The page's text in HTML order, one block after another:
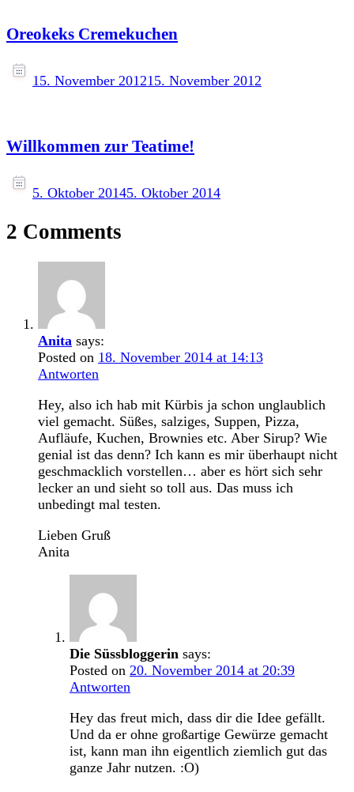
Oreokeks Cremekuchen
15. November 201215. November 2012
Willkommen zur Teatime!
5. Oktober 20145. Oktober 2014
2 Comments
Anita says:
Posted on 18. November 2014 at 14:13
Antworten
Hey, also ich hab mit Kürbis ja schon unglaublich
viel gemacht. Süßes, salziges, Suppen, Pizza,
Aufläufe, Kuchen, Brownies etc. Aber Sirup? Wie
genial ist das denn? Ich kann es mir überhaupt nicht
geschmacklich vorstellen… aber es hört sich sehr
lecker an und sieht so toll aus. Das muss ich
unbedingt mal testen.
Lieben Gruß
Anita
Die Süssbloggerin says:
Posted on 20. November 2014 at 20:39
Antworten
Hey das freut mich, dass dir die Idee gefällt.
Und da er ohne großartige Gewürze gemacht
ist, kann man ihn eigentlich ziemlich gut das
ganze Jahr nutzen. :O)